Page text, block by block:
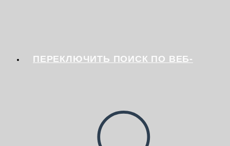
ПЕРЕКЛЮЧИТЬ ПОИСК ПО ВЕБ-